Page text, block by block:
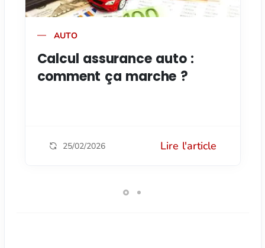
AUTO
Calcul assurance auto :
comment ça marche ?
25/02/2026 Lire l'article